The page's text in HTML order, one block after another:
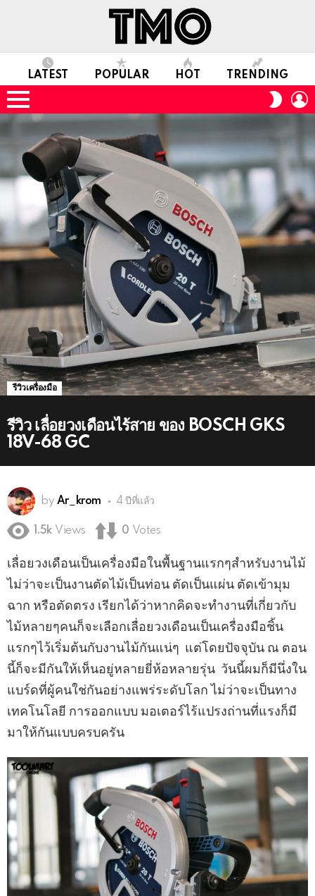
LATEST POPULAR HOT TRENDING
Menu
SKIN
รีวิวเครื่องมือ
รีวิว เลื่อยวงเดือนไร้สาย ของ BOSCH GKS
18V-68 GC
by Ar_krom 4 ปีที่แล้ว
1.5k Views 0 Votes
เลื่อยวงเดือนเป็นเครื่องมือในพื้นฐานแรกๆสำหรับงานไม้
ไม่ว่าจะเป็นงานตัดไม้เป็นท่อน ตัดเป็นแผ่น ตัดเข้ามุม
ฉาก หรือตัดตรง เรียกได้ว่าหากคิดจะทำงานที่เกี่ยวกับ
ไม้หลายๆคนก็จะเลือกเลื่อยวงเดือนเป็นเครื่องมือชิ้น
แรกๆไว้เริ่มต้นกับงานไม้กันแน่ๆ แต่โดยปัจจุบัน ณ ตอน
นี้ก็จะมีกันให้เห็นอยู่หลายยี่ห้อหลายรุ่น วันนี้ผมก็มีนึ่งใน
แบร์ดที่ผู้คนใช่กันอย่างแพร่ระดับโลก ไม่ว่าจะเป็นทาง
เทคโนโลยี การออกแบบ มอเตอร์ไร้แปรงถ่านที่แรงก็มี
มาให้กันแบบครบครัน